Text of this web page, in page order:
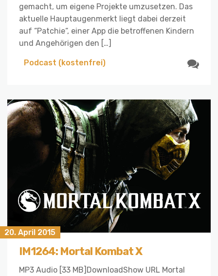
gemacht, um eigene Projekte umzusetzen. Das
aktuelle Hauptaugenmerkt liegt dabei derzeit
auf “Patchie“, einer App die betroffenen Kindern
und Angehörigen den […]
Podcast (kostenfrei)
20. April 2015
IM1264: Mortal Kombat X
MP3 Audio [33 MB]DownloadShow URL Mortal